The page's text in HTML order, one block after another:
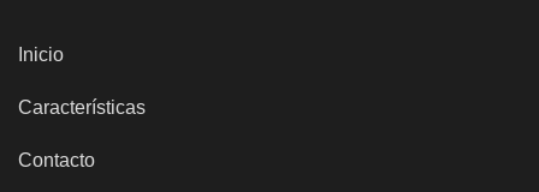
Inicio
Características
Contacto